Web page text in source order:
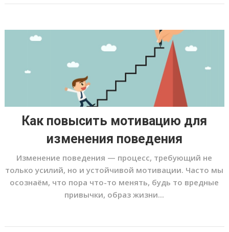
Как повысить мотивацию для
изменения поведения
Изменение поведения — процесс, требующий не
только усилий, но и устойчивой мотивации. Часто мы
осознаём, что пора что-то менять, будь то вредные
привычки, образ жизни...